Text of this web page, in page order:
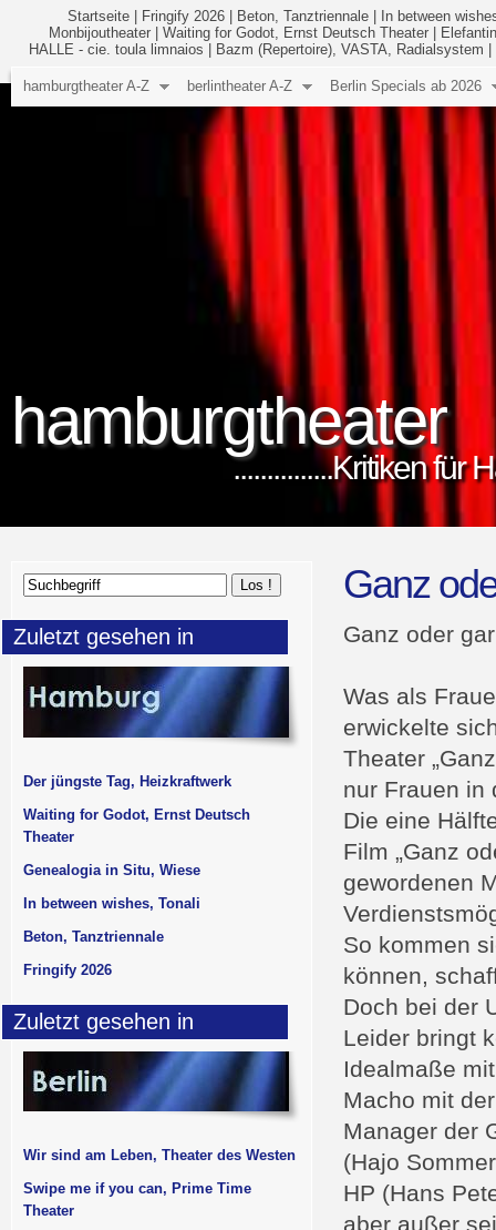
Startseite Fringify 2026 Beton, Tanztriennale
In between
Monbijoutheater
Waiting for Godot, Ernst Deutsch Theater
HALLE - cie. toula limnaios
Bazm (Repertoire), VASTA, Radialsystem
hamburgtheater
...............Kritiken für
hamburgtheater A-Z berlintheater A-Z Berlin Specials ab 2026
Ganz
Ganz oder
Was als
erwickelte
Theater
nur Frauen in
Die eine
Film „Ganz
gewordenen
So kommen
können,
Doch bei der
Leider bringt
Idealmaße
Macho mit
Manager der
(Hajo
HP (Hans
aber außer
Zuletzt gesehen in
Der jüngste Tag, Heizkraftwerk
Waiting for Godot, Ernst Deutsch
Theater
Genealogia in Situ, Wiese
In between wishes, Tonali
Beton, Tanztriennale
Fringify 2026
Zuletzt gesehen in
Wir sind am Leben, Theater des Westen
Swipe me if you can, Prime Time
Theater